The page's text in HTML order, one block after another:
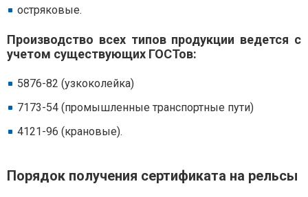
остряковые.
Производство всех типов продукции ведется с
учетом существующих ГОСТов:
5876-82 (узкоколейка)
7173-54 (промышленные транспортные пути)
4121-96 (крановые).
Порядок получения сертификата на рельсы